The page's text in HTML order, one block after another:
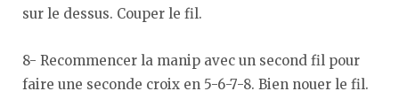
sur le dessus. Couper le fil.
8- Recommencer la manip avec un second fil pour
faire une seconde croix en 5-6-7-8. Bien nouer le fil.